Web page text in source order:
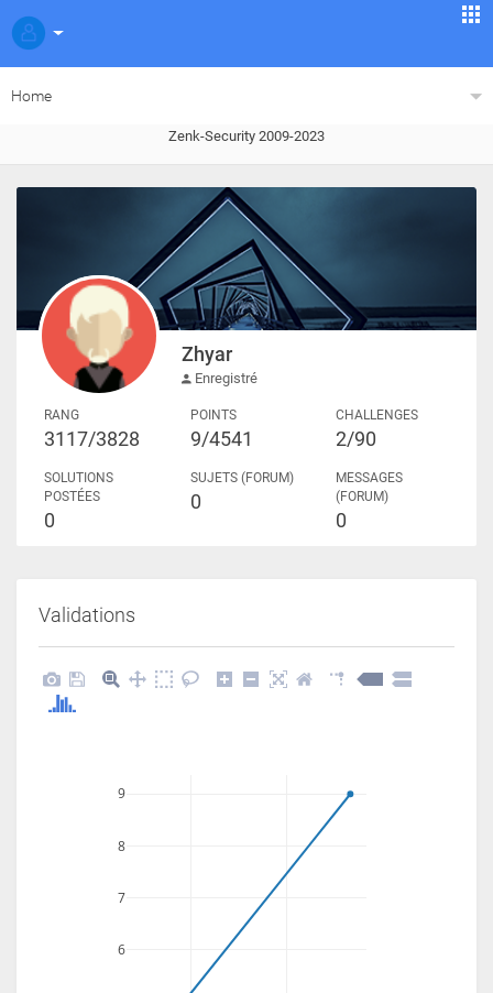
Home
Zenk-Security 2009-2023
Zhyar
Enregistré
RANG
3117/3828
POINTS
9/4541
CHALLENGES
2/90
SOLUTIONS
POSTÉES
0
SUJETS (FORUM)
0
MESSAGES
(FORUM)
0
Validations
6
7
8
9